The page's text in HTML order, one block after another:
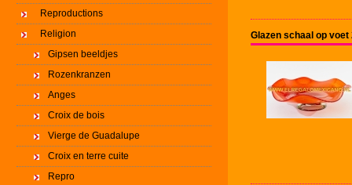
Reproductions
Religion
Gipsen beeldjes
Rozenkranzen
Anges
Croix de bois
Vierge de Guadalupe
Croix en terre cuite
Repro
Glazen schaal op voet